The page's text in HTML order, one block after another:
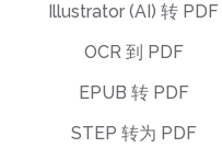
Illustrator (AI) 转 PDF
OCR 到 PDF
EPUB 转 PDF
STEP 转为 PDF